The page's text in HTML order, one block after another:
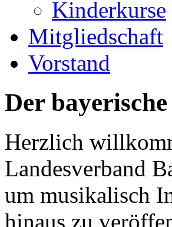
Kinderkurse
Mitgliedschaft
Vorstand
Der
Herzlich
Landesverband
um musikalisch
hinaus zu